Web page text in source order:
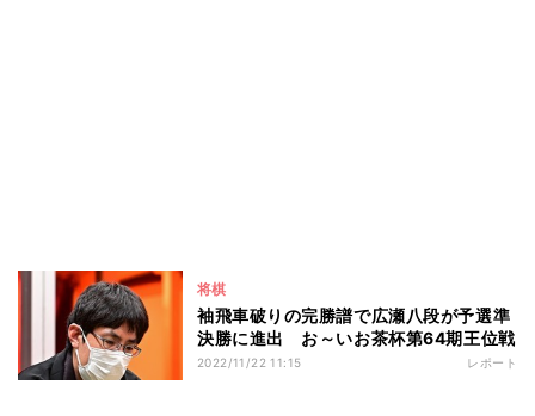
将棋
袖飛車破りの完勝譜で広瀬八段が予選準
決勝に進出 お～いお茶杯第64期王位戦
2022/11/22 11:15 レポート